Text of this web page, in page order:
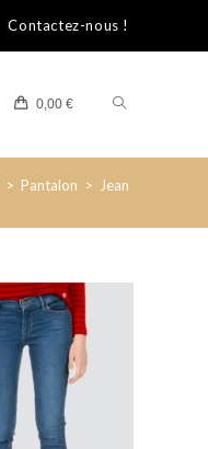
Contactez-nous !
0,00 €
> Pantalon > Jean